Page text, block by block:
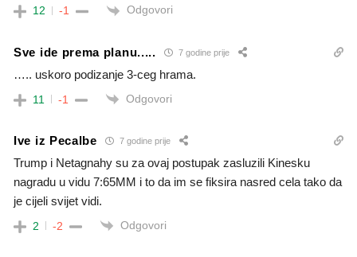
12 -1 Odgovori
Sve ide prema planu..... 7 godine prije
….. uskoro podizanje 3-ceg hrama.
11 -1 Odgovori
Ive iz Pecalbe 7 godine prije
Trump i Netagnahy su za ovaj postupak zasluzili Kinesku
nagradu u vidu 7:65MM i to da im se fiksira nasred cela tako da
je cijeli svijet vidi.
2 -2 Odgovori